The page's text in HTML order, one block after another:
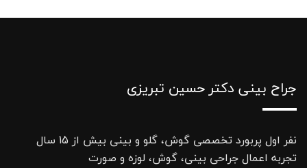
جراح بینی دکتر حسین تبریزی
نفر اول پربورد تخصصی گوش، گلو و بینی بیش از 15 سال
تجربه اعمال جراحی بینی، گوش، لوزه و صورت